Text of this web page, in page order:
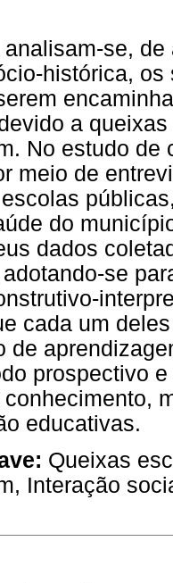
analisam-se,
histórica,
a
No estudo
meio de
do
dados
se
cada um
de
prospectivo
educativas.
Queixas
Interação